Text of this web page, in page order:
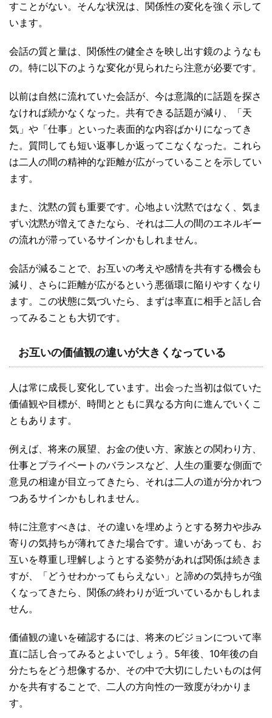
すことがない。そんな状況は、関係性の変化を強く示して
います。
会話の質と量は、関係性の健全さを映し出す鏡のようなも
の。特に以下のような変化が見られたら注意が必要です。
以前は自然に流れていた会話が、今は意識的に話題を探さ
なければ続かなくなった。共有できる話題が減り、「天
気」や「仕事」といった表面的な内容ばかりになってき
た。質問しても短い返事しか返ってこなくなった。これら
は二人の間の精神的な距離が広がっていることを示してい
ます。
また、沈黙の質も重要です。心地よい沈黙ではなく、気ま
ずい沈黙が増えてきたなら、それは二人の間のエネルギー
の流れが滞っているサインかもしれません。
会話が減ることで、お互いの考えや感情を共有する機会も
減り、さらに距離が広がるという悪循環に陥りやすくなり
ます。この状態に気づいたら、まずは率直に相手と話し合
ってみることも大切です。
お互いの価値観の違いが大きくなっている
人は常に成長し変化しています。出会った当初は似ていた
価値観や目標が、時間とともに異なる方向に進んでいくこ
ともあります。
例えば、将来の展望、お金の使い方、家族との関わり方、
仕事とプライベートのバランスなど、人生の重要な側面で
意見の相違が目立ってきたら、それは二人の道が分かれつ
つあるサインかもしれません。
特に注意すべきは、その違いを埋めようとする努力や歩み
寄りの気持ちが薄れてきた場合です。違いがあっても、お
互いを尊重し理解しようとする姿勢があれば関係は続きま
すが、「どうせわかってもらえない」と諦めの気持ちが強
くなってきたら、関係の終わりが近づいているかもしれま
せん。
価値観の違いを確認するには、将来のビジョンについて率
直に話し合ってみるとよいでしょう。5年後、10年後の自
分たちをどう想像するか、その中で大切にしたいものは何
かを共有することで、二人の方向性の一致度がわかりま
す。